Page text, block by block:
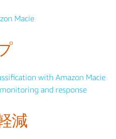
Macie
with Amazon Macie
and response
減